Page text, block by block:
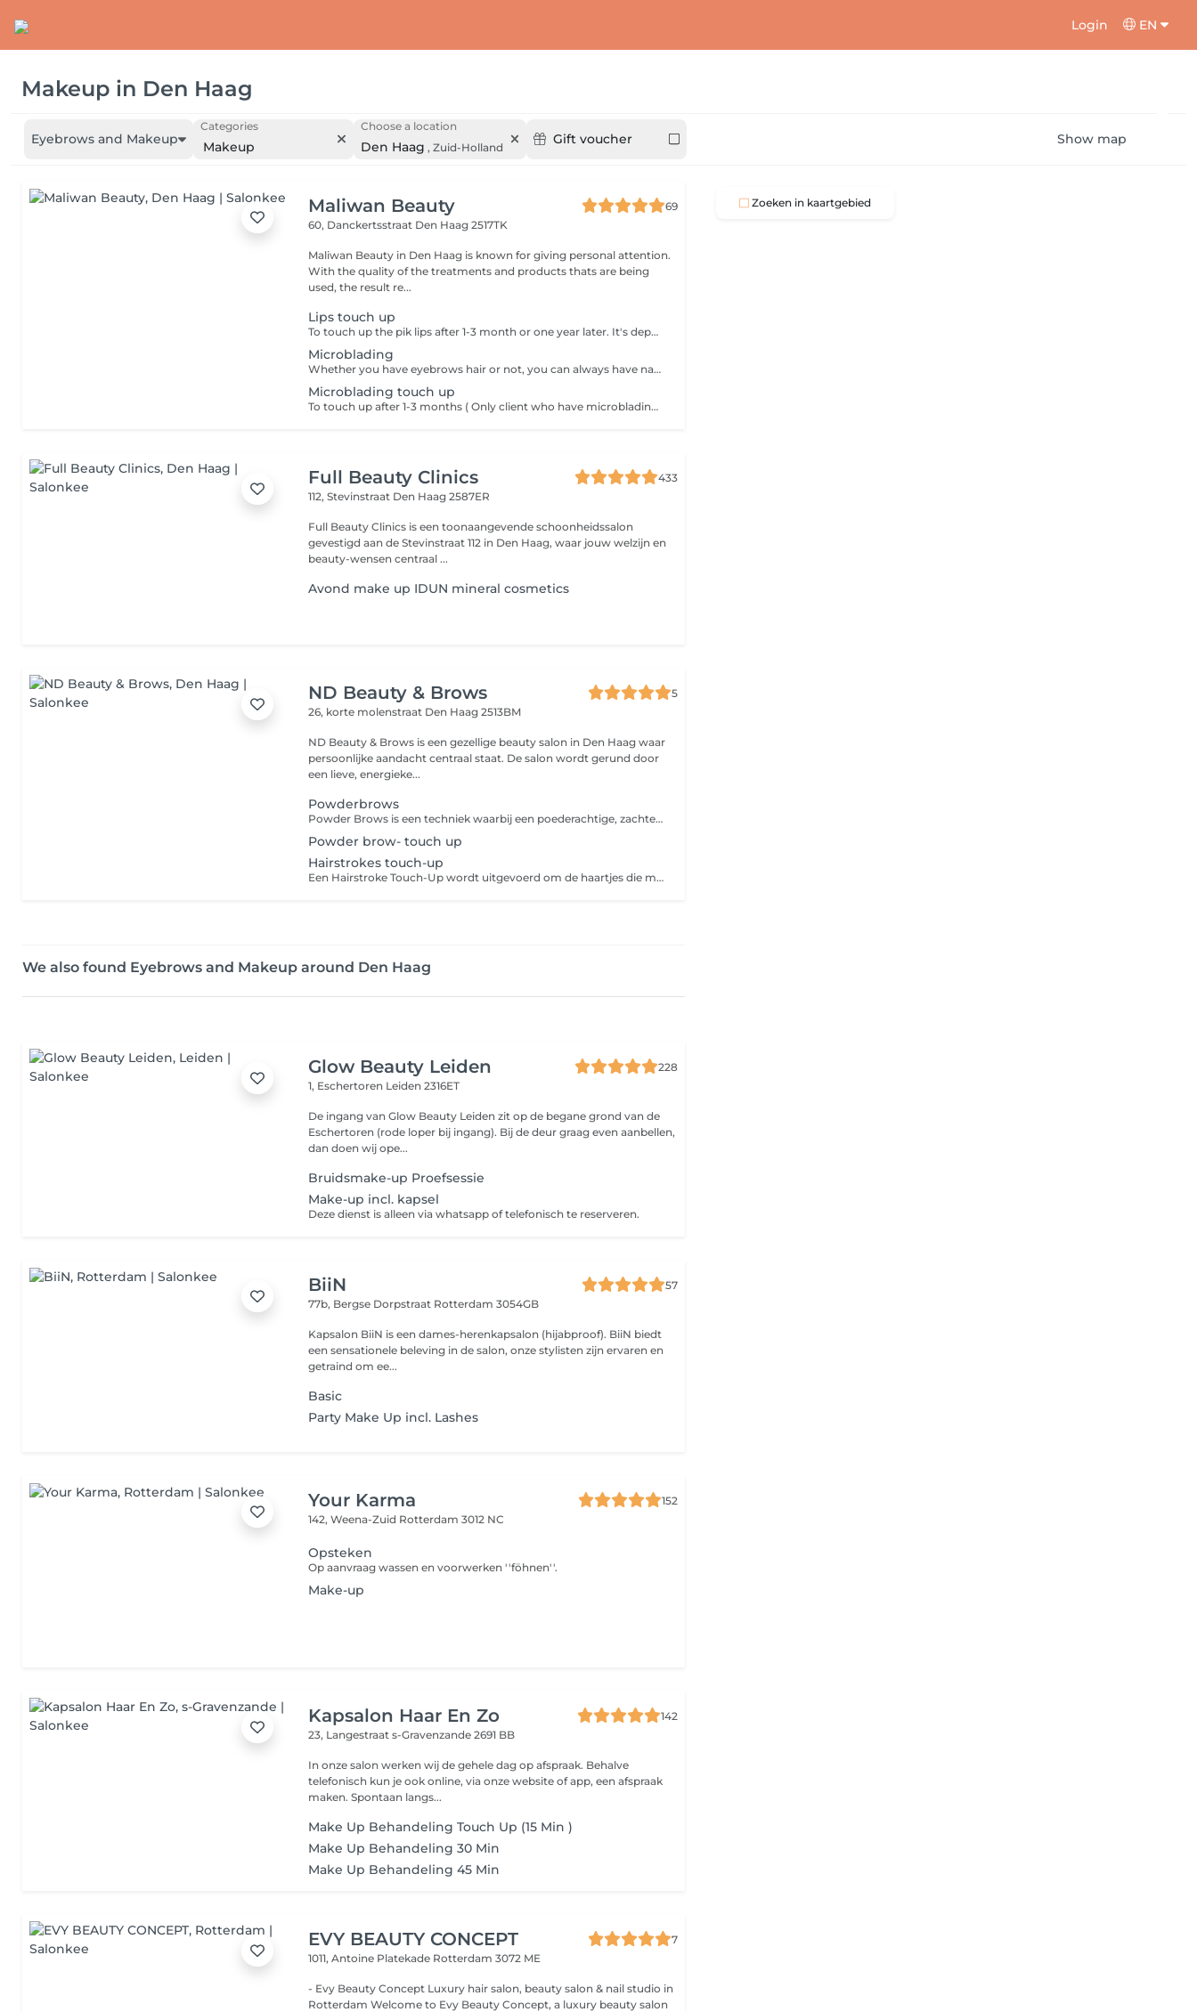
Login EN
Makeup in Den Haag
Eyebrows and Makeup
Categories
Makeup
Choose a location
Den Haag , Zuid-Holland
Gift voucher Show map
Maliwan Beauty
69
60, Danckertsstraat Den Haag 2517TK
Maliwan Beauty in Den Haag is known for giving personal attention.
With the quality of the treatments and products thats are being
used, the result re...
Lips touch up
To touch up the pik lips after 1-3 month or one year later. It's depends on how do you prefer the lips colour.( Only client who have pink lip from our salon)
Microblading
Whether you have eyebrows hair or not, you can always have natural eyebrows Tattoo Microblading
Microblading touch up
To touch up after 1-3 months ( Only client who have microblading from our salon)
Full Beauty Clinics
433
112, Stevinstraat Den Haag 2587ER
Full Beauty Clinics is een toonaangevende schoonheidssalon
gevestigd aan de Stevinstraat 112 in Den Haag, waar jouw welzijn en
beauty-wensen centraal ...
Avond make up IDUN mineral cosmetics
ND Beauty & Brows
5
26, korte molenstraat Den Haag 2513BM
ND Beauty & Brows is een gezellige beauty salon in Den Haag waar
persoonlijke aandacht centraal staat. De salon wordt gerund door
een lieve, energieke...
Powderbrows
Powder Brows is een techniek waarbij een poederachtige, zachte schaduw wordt aangebracht om een vollere wenkbrauw te creëren. Het resultaat is een natuurlijke, gevederde look, ideaal voor mensen die op zoek zijn naar meer definitie en een subtiele eyeliner-effect rondom de wenkbrauwen. Het resultaat blijft tot wel 2 jaar zichtbaar en is perfect voor iedereen die van een beetje extra luxe houdt.
Powder brow- touch up
Hairstrokes touch-up
Een Hairstroke Touch-Up wordt uitgevoerd om de haartjes die met de hairstrokes-techniek zijn aangebracht, opnieuw in te vullen en de vorm te perfectioneren. Na 6-12 maanden kan het resultaat wat vervagen, en deze touch-up zorgt voor een subtiele opfrissing van je wenkbrauwen.
We also found Eyebrows and Makeup around Den Haag
Glow Beauty Leiden
228
1, Eschertoren Leiden 2316ET
De ingang van Glow Beauty Leiden zit op de begane grond van de
Eschertoren (rode loper bij ingang). Bij de deur graag even aanbellen,
dan doen wij ope...
Bruidsmake-up Proefsessie
Make-up incl. kapsel
Deze dienst is alleen via whatsapp of telefonisch te reserveren.
BiiN
57
77b, Bergse Dorpstraat Rotterdam 3054GB
Kapsalon BiiN is een dames-herenkapsalon (hijabproof). BiiN biedt
een sensationele beleving in de salon, onze stylisten zijn ervaren en
getraind om ee...
Basic
Party Make Up incl. Lashes
Your Karma
152
142, Weena-Zuid Rotterdam 3012 NC
Opsteken
Op aanvraag wassen en voorwerken ''föhnen''.
Make-up
Kapsalon Haar En Zo
142
23, Langestraats-Gravenzande 2691 BB
In onze salon werken wij de gehele dag op afspraak. Behalve
telefonisch kun je ook online, via onze website of app, een afspraak
maken. Spontaan langs...
Make Up Behandeling Touch Up (15 Min )
Make Up Behandeling 30 Min
Make Up Behandeling 45 Min
EVY BEAUTY CONCEPT
7
1011, Antoine Platekade Rotterdam 3072 ME
- Evy Beauty Concept Luxury hair salon, beauty salon & nail studio in
Rotterdam Welcome to Evy Beauty Concept, a luxury beauty salon
Zoeken in kaartgebied